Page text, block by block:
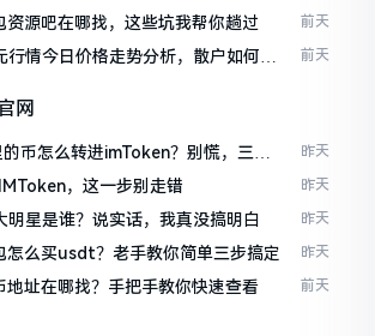
源吧在哪找，这些坑我帮你趟过 前天
行情今日价格走势分析，散户如何避
前天
网
币怎么转进imToken？别慌，三步
昨天
，这一步别走错 昨天
明星是谁？说实话，我真没搞明白 昨天
么买usdt？老手教你简单三步搞定 昨天
址在哪找？手把手教你快速查看 前天